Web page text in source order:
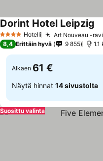
4 Tähtiluokitus
Hotelli Art Nouveau -
Dorint Hotel Leipzig
8,4 Erittäin hyvä 9 855
Alkaen 61 €
Näytä hinnat 14 sivustolta
Suosittu valinta